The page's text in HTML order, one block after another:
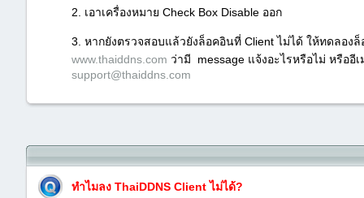
2. เอาเครื่องหมาย Check Box Disable ออก
3. หากยังตรวจสอบแล้วยังล็อคอินที่ Client ไม่ได้ ให้ทดลอง
www.thaiddns.com ว่ามี message แจ้งอะไรหรือไม่ หรืออีเ
support@thaiddns.com
ทำไมลง ThaiDDNS Client ไม่ได้?